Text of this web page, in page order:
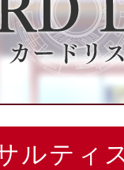
ルティ